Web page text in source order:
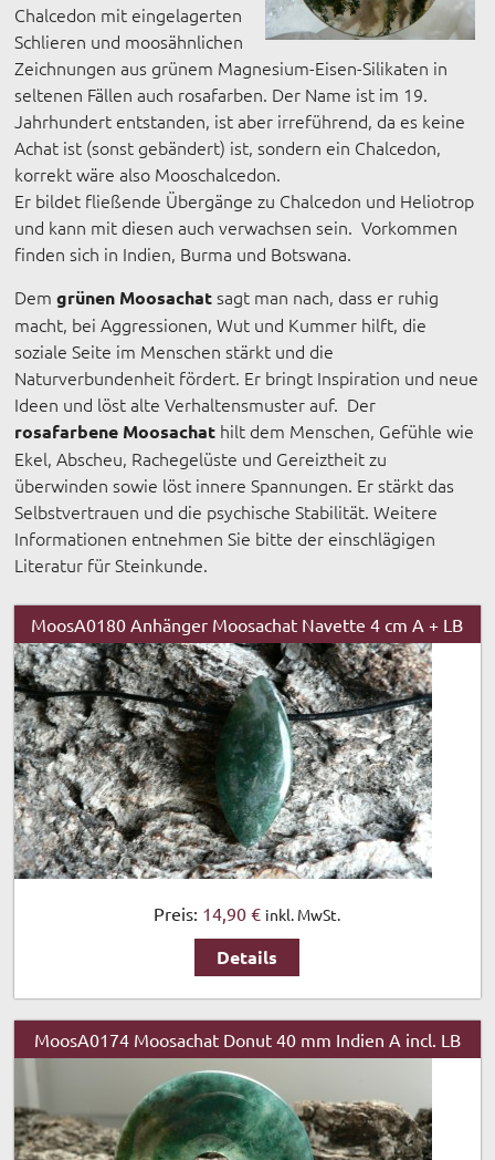
Chalcedon mit eingelagerten
Schlieren und moosähnlichen
Zeichnungen aus grünem Magnesium-Eisen-Silikaten in
seltenen Fällen auch rosafarben. Der Name ist im 19.
Jahrhundert entstanden, ist aber irreführend, da es keine
Achat ist (sonst gebändert) ist, sondern ein Chalcedon,
korrekt wäre also Mooschalcedon.
Er bildet fließende Übergänge zu Chalcedon und Heliotrop
und kann mit diesen auch verwachsen sein. Vorkommen
finden sich in Indien, Burma und Botswana.
Demgrünen Moosachatsagt man nach, dass er ruhig
macht, bei Aggressionen, Wut und Kummer hilft, die
soziale Seite im Menschen stärkt und die
Naturverbundenheit fördert. Er bringt Inspiration und neue
Ideen und löst alte Verhaltensmuster auf. Der
rosafarbene Moosachat hilt dem Menschen, Gefühle wie
Ekel, Abscheu, Rachegelüste und Gereiztheit zu
überwinden sowie löst innere Spannungen. Er stärkt das
Selbstvertrauen und die psychische Stabilität. Weitere
Informationen entnehmen Sie bitte der einschlägigen
Literatur für Steinkunde.
MoosA0180 Anhänger Moosachat Navette 4 cm A + LB
Preis: 14,90 € inkl. MwSt.
Details
MoosA0174 Moosachat Donut 40 mm Indien A incl. LB